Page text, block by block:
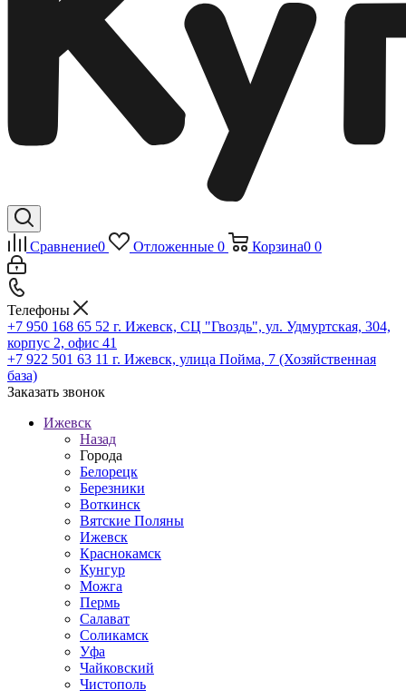
Сравнение0 Отложенные 0 Корзина0 0
Телефоны
+7 950 168 65 52 г. Ижевск, СЦ "Гвоздь", ул. Удмуртская, 304,
корпус 2, офис 41
+7 922 501 63 11 г. Ижевск, улица Пойма, 7 (Хозяйственная
база)
Заказать звонок
Ижевск
Назад
Города
Белорецк
Березники
Воткинск
Вятские Поляны
Ижевск
Краснокамск
Кунгур
Можга
Пермь
Салават
Соликамск
Уфа
Чайковский
Чистополь